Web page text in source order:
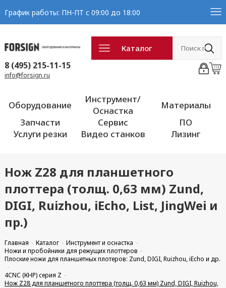
График работы: ПН-ПТ с 09:00 до 18:00
Каталог
8 (495) 215-11-15
info@forsign.ru
Оборудование
Инструмент/
Оснастка
Материалы
Запчасти
Сервис
ПО
Услуги резки
Видео станков Лизинг
Нож Z28 для планшетного
плоттера (толщ. 0,63 мм) Zund,
DIGI, Ruizhou, iEcho, List, JingWei и
пр.)
Главная Каталог
Инструмент и оснастка
Ножи и пробойники для режущих плоттеров
Плоские ножи для планшетных плотеров: Zund, DIGI, Ruizhou, iEcho и др.
4CNC (КНР) серия Z
Нож Z28 для планшетного плоттера (толщ. 0,63 мм) Zund, DIGI, Ruizhou,